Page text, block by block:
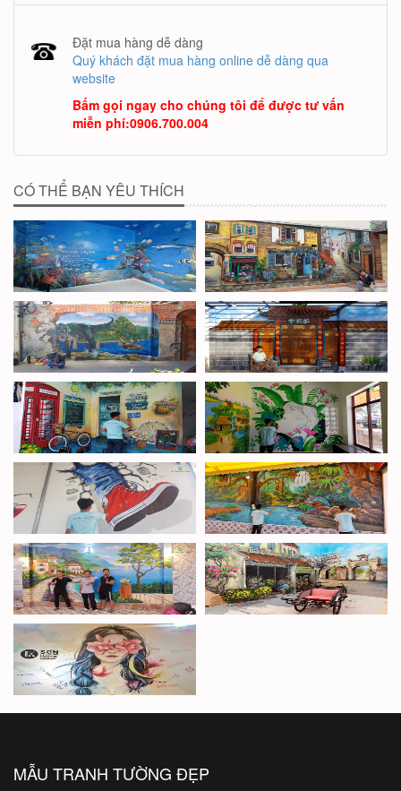
Đặt mua hàng dễ dàng
Quý khách đặt mua hàng online dễ dàng qua
website
Bấm gọi ngay cho chúng tôi để được tư vấn
miễn phí:0906.700.004
CÓ THỂ BẠN YÊU THÍCH
MẪU TRANH TƯỜNG ĐẸP